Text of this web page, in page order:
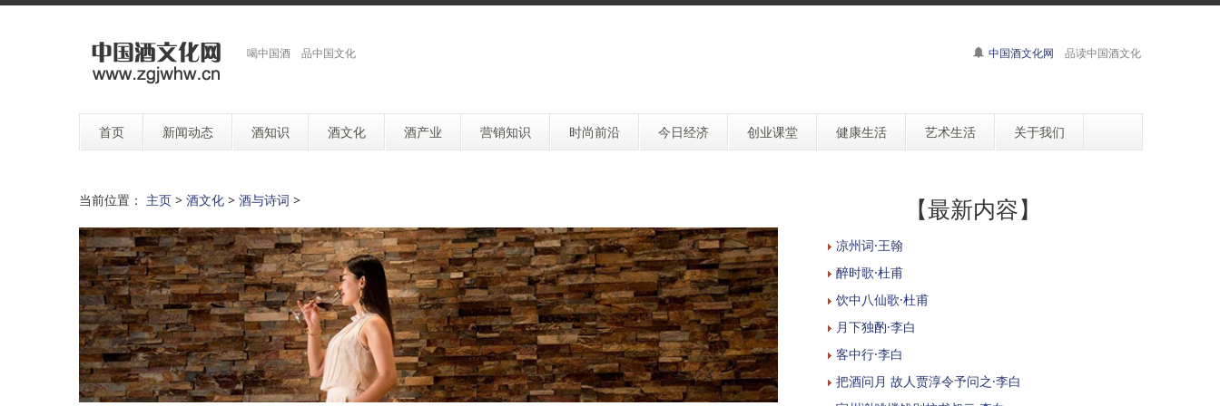
喝中国酒 品中国文化 中国酒文化网 品读中国酒文化
首页 新闻动态 酒知识 酒文化 酒产业 营销知识 时尚前沿 今日经济 创业课堂 健康生活 艺术生活 关于我们
当前位置： 主页 > 酒文化 > 酒与诗词 > 【最新内容】
凉州词·王翰
醉时歌·杜甫
饮中八仙歌·杜甫
月下独酌·李白
客中行·李白
把酒问月 故人贾淳令予问之·李白